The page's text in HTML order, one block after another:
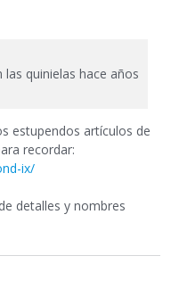
quinielas hace años
estupendos artículos de
recordar:
ix/
detalles y nombres